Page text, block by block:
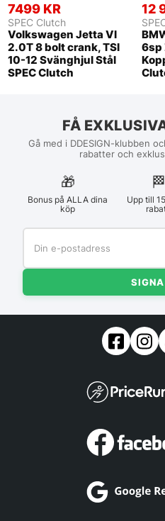
7499 KR
SPEC Clutch
Volkswagen Jetta VI
2.0T 8 bolt crank, TSI
10-12 Svänghjul Stål
SPEC Clutch
12
6sp
FÅ
Gå med i DDESIGN-klubben
rabatter och
🎁
Bonus på ALLA dina
köp
🏁︎
Upp till
SIGNA